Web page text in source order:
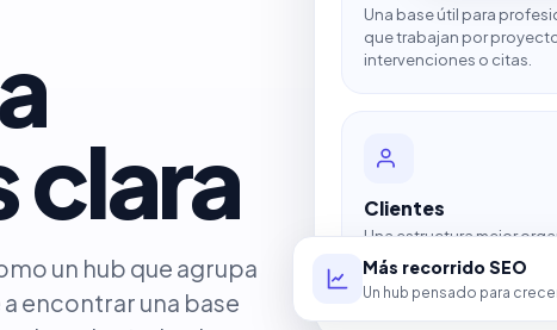
clara
un hub que agrupa
encontrar una base
Una base útil para
que trabajan por
intervenciones o citas.
Clientes
Una estructura mejor
para cuentas, contactos y
Más recorrido SEO
Un hub pensado para